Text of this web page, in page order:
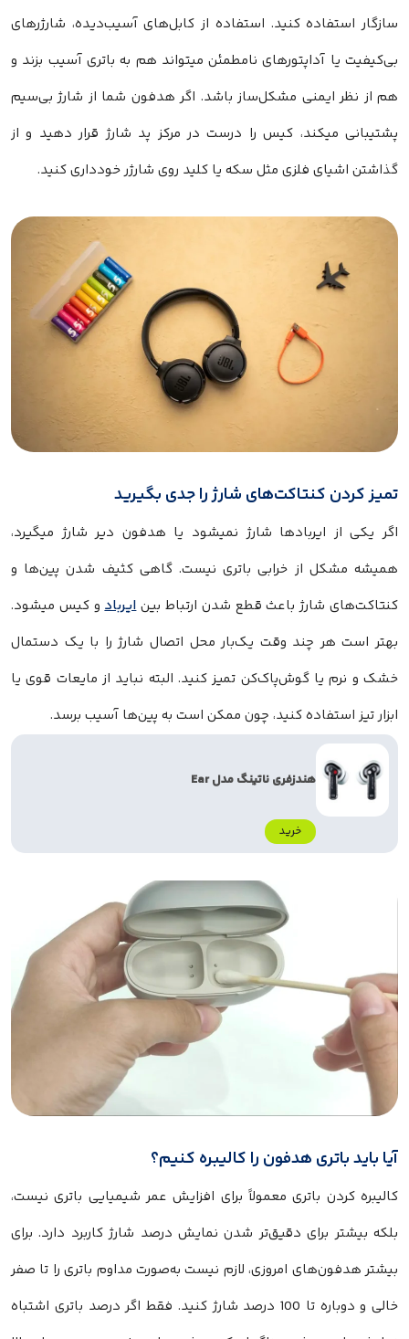
سازگار استفاده کنید. استفاده از کابل‌های آسیب‌دیده، شارژرهای
بی‌کیفیت یا آداپتورهای نامطمئن میتواند هم به باتری آسیب بزند و
هم از نظر ایمنی مشکل‌ساز باشد. اگر هدفون شما از شارژ بی‌سیم
پشتیبانی میکند، کیس را درست در مرکز پد شارژ قرار دهید و از
گذاشتن اشیای فلزی مثل سکه یا کلید روی شارژر خودداری کنید.
تمیز کردن کنتاکت‌های شارژ را جدی بگیرید
اگر یکی از ایربادها شارژ نمیشود یا هدفون دیر شارژ میگیرد،
همیشه مشکل از خرابی باتری نیست. گاهی کثیف شدن پین‌ها و
کنتاکت‌های شارژ باعث قطع شدن ارتباط بینایربادو کیس میشود.
بهتر است هر چند وقت یک‌بار محل اتصال شارژ را با یک دستمال
خشک و نرم یا گوش‌پاک‌کن تمیز کنید. البته نباید از مایعات قوی یا
ابزار تیز استفاده کنید، چون ممکن است به پین‌ها آسیب برسد.
هندزفری ناتینگ مدل Ear
خرید
آیا باید باتری هدفون را کالیبره کنیم؟
کالیبره کردن باتری معمولاً برای افزایش عمر شیمیایی باتری نیست،
بلکه بیشتر برای دقیق‌تر شدن نمایش درصد شارژ کاربرد دارد. برای
بیشتر هدفون‌های امروزی، لازم نیست به‌صورت مداوم باتری را تا صفر
خالی و دوباره تا 100 درصد شارژ کنید. فقط اگر درصد باتری اشتباه